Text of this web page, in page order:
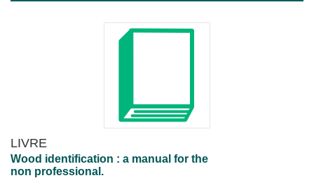
LIVRE
Wood identification : a manual for the
non professional.